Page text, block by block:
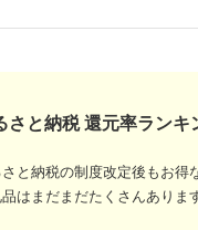
出典：ふるなび
と旅行クーポン
30,000円分）有効
テル 旅館
ケット 子供 子連れ
ップル 家族 店頭 オ
5.0
出
（3,000円
間3年（E
チケット 子
カップル 家
ンライン ネ
さと納税 還元率ランキ
と納税の制度改定後もお得
はまだまだたくさんありま